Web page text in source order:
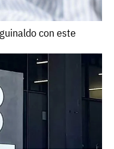
con este